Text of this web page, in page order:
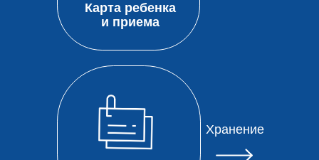
Карта ребенка
и приема
Хранение